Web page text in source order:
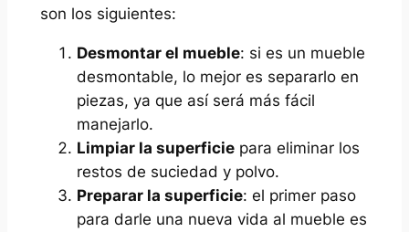
son los siguientes:
Desmontar el mueble: si es un mueble
desmontable, lo mejor es separarlo en
piezas, ya que así será más fácil
manejarlo.
Limpiar la superficiepara eliminar los
restos de suciedad y polvo.
Preparar la superficie: el primer paso
para darle una nueva vida al mueble es